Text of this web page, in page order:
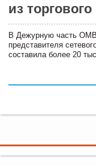
из
В Дежурную часть
представителя
составила более 20